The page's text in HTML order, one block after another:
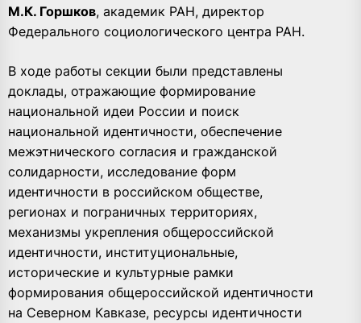
М.К. Горшков, академик РАН, директор
Федерального социологического центра РАН.
В ходе работы секции были представлены
доклады, отражающие формирование
национальной идеи России и поиск
национальной идентичности, обеспечение
межэтнического согласия и гражданской
солидарности, исследование форм
идентичности в российском обществе,
регионах и пограничных территориях,
механизмы укрепления общероссийской
идентичности, институциональные,
исторические и культурные рамки
формирования общероссийской идентичности
на Северном Кавказе, ресурсы идентичности